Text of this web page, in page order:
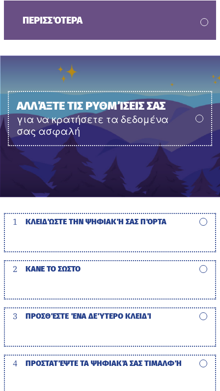
ΠΕΡΙΣΣΌΤΕΡΑ
ΑΛΛΆΞΤΕ ΤΙΣ ΡΥΘΜΊΣΕΙΣ ΣΑΣ
για να κρατήσετε τα δεδομένα
σας ασφαλή
1 ΚΛΕΙΔΏΣΤΕ ΤΗΝ ΨΗΦΙΑΚΉ ΣΑΣ ΠΌΡΤΑ
2 ΚΑΝΕ ΤΟ ΣΩΣΤΟ
3 ΠΡΟΣΘΈΣΤΕ ΈΝΑ ΔΕΎΤΕΡΟ ΚΛΕΙΔΊ
4 ΠΡΟΣΤΑΤΈΨΤΕ ΤΑ ΨΗΦΙΑΚΆ ΣΑΣ ΤΙΜΑΛΦΉ